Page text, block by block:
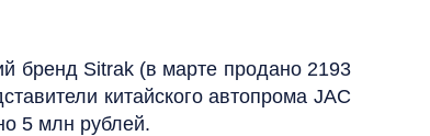
бренд Sitrak (в марте продано 2193
китайского автопрома JAC
5 млн рублей.